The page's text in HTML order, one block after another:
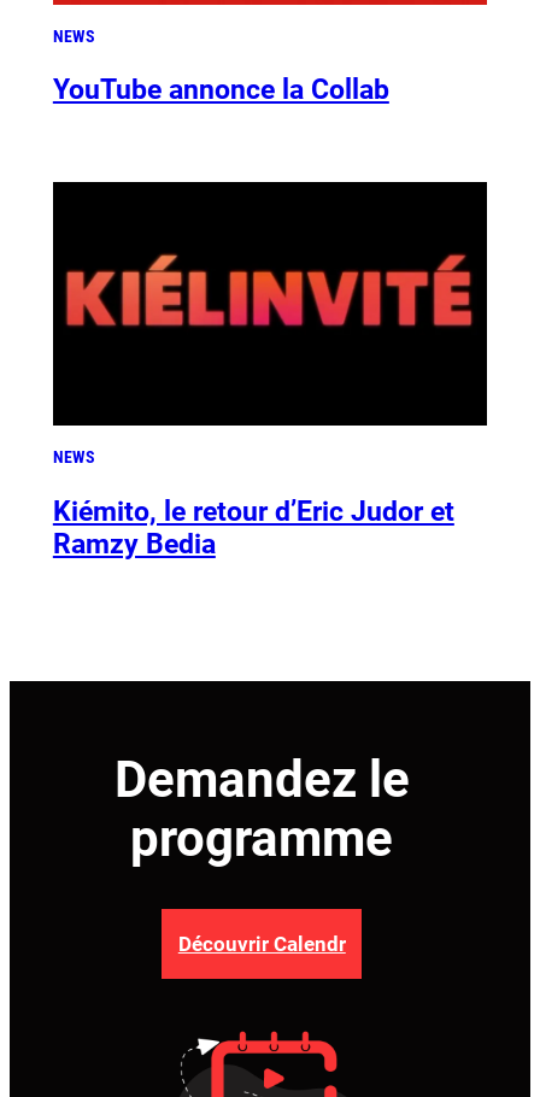
NEWS
YouTube annonce la Collab
NEWS
Kiémito, le retour d’Eric Judor et
Ramzy Bedia
Demandez le
programme
Découvrir Calendr